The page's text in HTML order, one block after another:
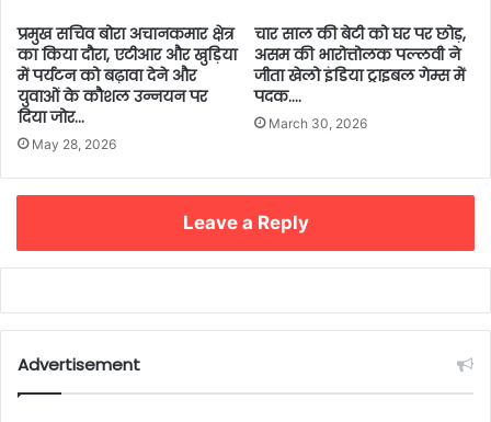
प्रमुख सचिव बोरा अचानकमार क्षेत्र
का किया दौरा, एटीआर और खुड़िया
में पर्यटन को बढ़ावा देने और
युवाओं के कौशल उन्नयन पर
दिया जोर…
May 28, 2026
चार साल की बेटी को घर पर छोड़,
असम की भारोत्तोलक पल्लवी ने
जीता खेलो इंडिया ट्राइबल गेम्स में
पदक….
March 30, 2026
Leave a Reply
Advertisement